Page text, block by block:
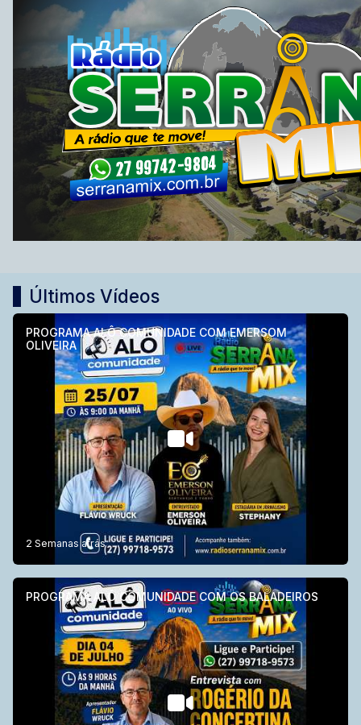
Últimos Vídeos
PROGRAMA ALÔ COMUNIDADE COM EMERSOM
OLIVEIRA
2 Semanas atrás
PROGRAMA ALÔ COMUNIDADE COM OS BALADEIROS